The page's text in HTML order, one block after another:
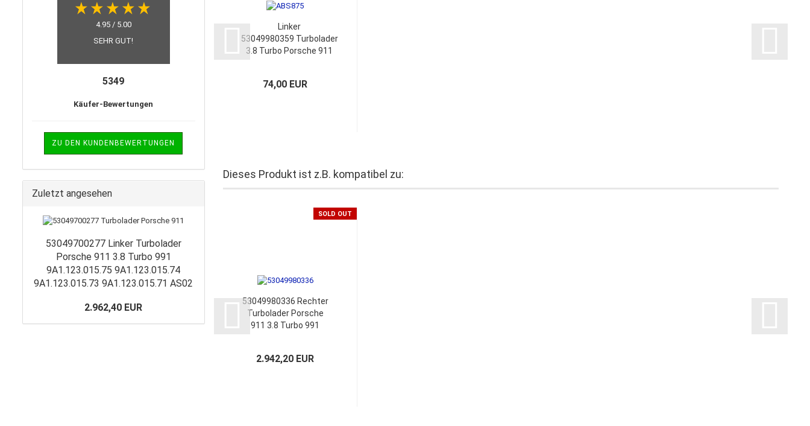
Linker
53049980359 Turbolader
3.8 Turbo Porsche 911
74,00 EUR
Dieses Produkt ist z.B. kompatibel zu:
SOLD OUT
53049980336 Rechter
Turbolader Porsche
911 3.8 Turbo 991
9A1.123.016.73
2.942,20 EUR
4.95 / 5.00
SEHR GUT!
5349
Käufer-Bewertungen
ZU DEN KUNDENBEWERTUNGEN
Zuletzt angesehen
53049700277 Linker Turbolader
Porsche 911 3.8 Turbo 991
9A1.123.015.75 9A1.123.015.74
9A1.123.015.73 9A1.123.015.71 AS02
2.962,40 EUR